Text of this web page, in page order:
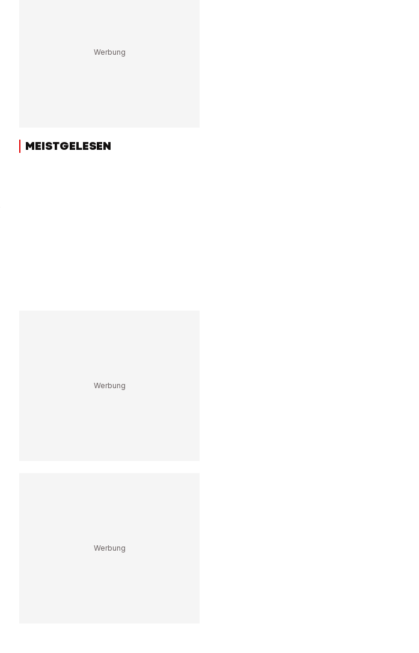
MEISTGELESEN